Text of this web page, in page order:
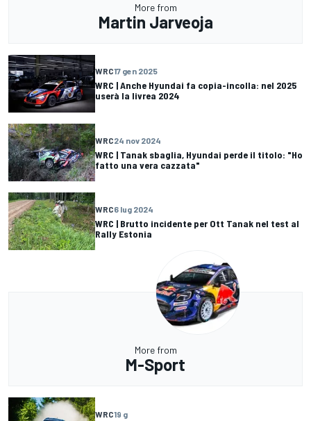
More from
Martin Jarveoja
WRC17 gen 2025
WRC | Anche Hyundai fa copia-incolla: nel 2025
userà la livrea 2024
WRC24 nov 2024
WRC | Tanak sbaglia, Hyundai perde il titolo: "Ho
fatto una vera cazzata"
WRC6 lug 2024
WRC | Brutto incidente per Ott Tanak nel test al
Rally Estonia
More from
M-Sport
WRC19 g